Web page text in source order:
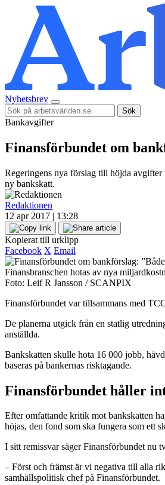
Nyhetsbrev
Sök
Bankavgifter
Finansförbundet om
Regeringens nya förslag till höjda
ny bankskatt.
Redaktionen
12 apr 2017 | 13:28
Kopierat till urklipp
Facebook X Email
Finansbranschen hotas av nya
Foto: Leif R Jansson / SCANPIX
Finansförbundet var tillsammans med
De planerna utgick från en statlig
anställda.
Bankskatten skulle hota 16 000 jobb,
baseras på bankernas risktagande.
Finansförbundet håller
Efter omfattande kritik mot bankskatten
höjas, den fond som ska fungera som ett
I sitt remissvar säger Finansförbundet nu
– Först och främst är vi negativa till alla
samhällspolitisk chef på Finansförbundet.